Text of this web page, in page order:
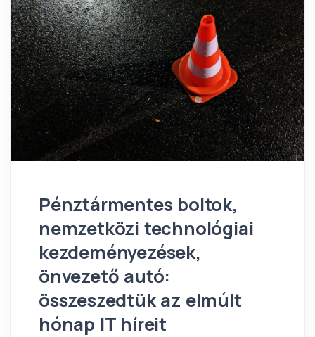
Pénztármentes boltok,
nemzetközi technológiai
kezdeményezések,
önvezető autó:
összeszedtük az elmúlt
hónap IT híreit